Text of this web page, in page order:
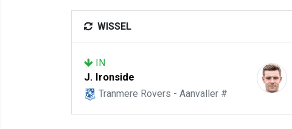
WISSEL
IN
J. Ironside
Tranmere Rovers - Aanvaller #